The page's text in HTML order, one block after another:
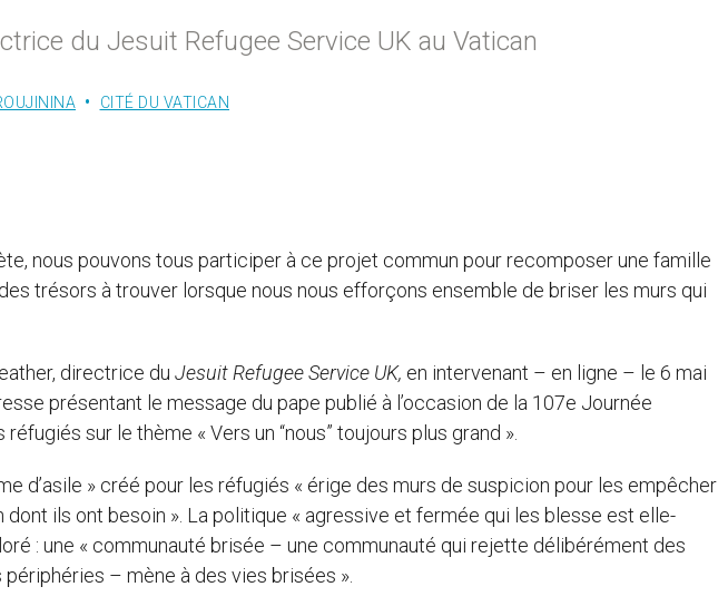
du Jesuit Refugee Service UK au Vatican
CITÉ DU VATICAN
nous pouvons tous participer à ce projet commun pour recomposer une famille
trésors à trouver lorsque nous nous efforçons ensemble de briser les murs qui
directrice du Jesuit Refugee Service UK, en intervenant – en ligne – le 6 mai
présentant le message du pape publié à l’occasion de la 107e Journée
sur le thème « Vers un “nous” toujours plus grand ».
d’asile » créé pour les réfugiés « érige des murs de suspicion pour les empêcher
ils ont besoin ». La politique « agressive et fermée qui les blesse est elle-
: une « communauté brisée – une communauté qui rejette délibérément des
– mène à des vies brisées ».